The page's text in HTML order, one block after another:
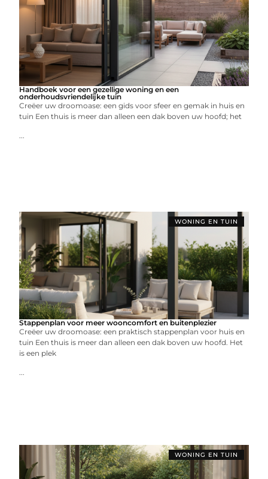
Handboek voor een gezellige woning en een
onderhoudsvriendelijke tuin
Creëer uw droomoase: een gids voor sfeer en gemak in huis en
tuin Een thuis is meer dan alleen een dak boven uw hoofd; het
...
WONING EN TUIN
Stappenplan voor meer wooncomfort en buitenplezier
Creëer uw droomoase: een praktisch stappenplan voor huis en
tuin Een thuis is meer dan alleen een dak boven uw hoofd. Het
is een plek
...
WONING EN TUIN